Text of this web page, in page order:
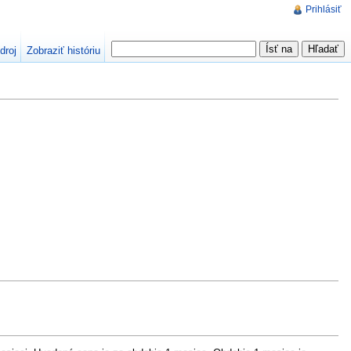
Prihlásiť
Zobraziť históriu